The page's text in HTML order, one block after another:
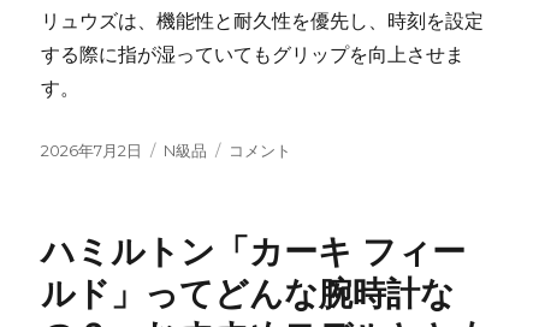
リュウズは、機能性と耐久性を優先し、時刻を設定
する際に指が湿っていてもグリップを向上させま
す。
投
2026年7月2日
カ
ー
N級品
パ
の
新
し
コメント
ハミルトン「カーキ フィー
ルド」ってどんな腕時計な